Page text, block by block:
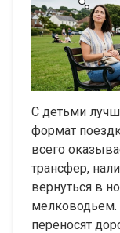
С детьми
формат
всего
трансфер,
вернуться в
переносят